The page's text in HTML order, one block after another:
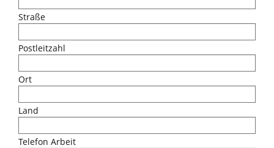
Straße
Postleitzahl
Ort
Land
Telefon Arbeit